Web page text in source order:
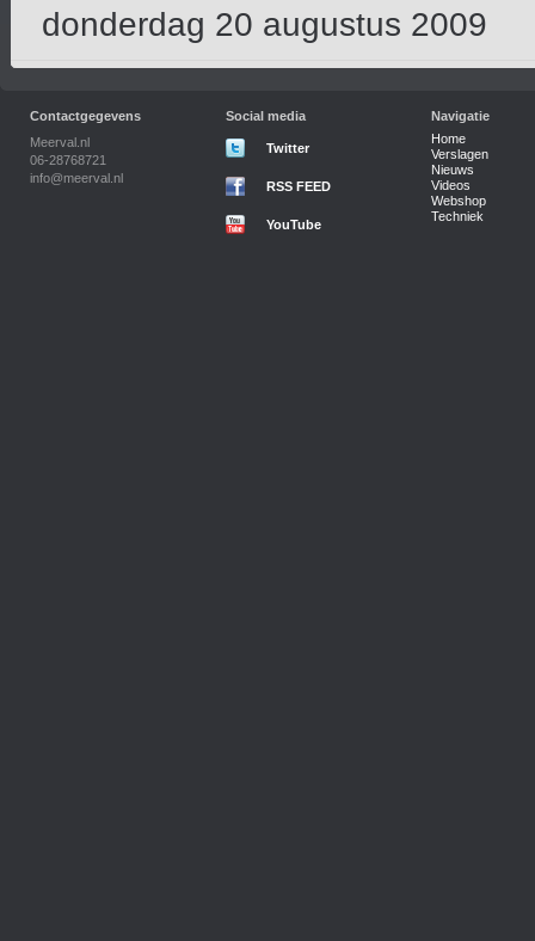
donderdag 20 augustus 2009
Contactgegevens
Meerval.nl
06-28768721
info@meerval.nl
Social media
Twitter
RSS FEED
YouTube
Navigatie
Home
Verslagen
Nieuws
Videos
Webshop
Techniek